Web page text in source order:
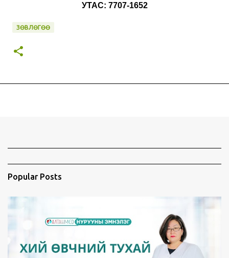
УТАС: 7707-1652
ЗӨВЛӨГӨӨ
Popular Posts